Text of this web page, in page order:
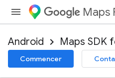
Maps
Android Maps SDK
Commencer